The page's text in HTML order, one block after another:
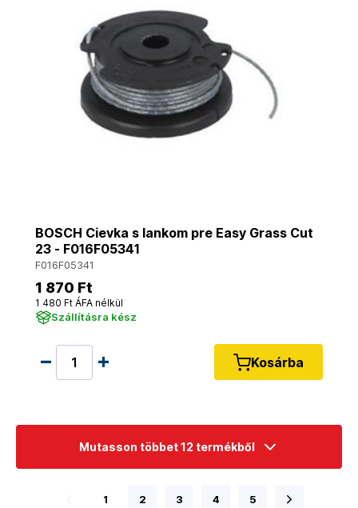
BOSCH Cievka s lankom pre Easy Grass Cut
23 - F016F05341
F016F05341
1 870 Ft
1 480 Ft ÁFA nélkül
Szállításra kész
Kosárba
Mutasson többet 12 termékből
1 2 3 4 5